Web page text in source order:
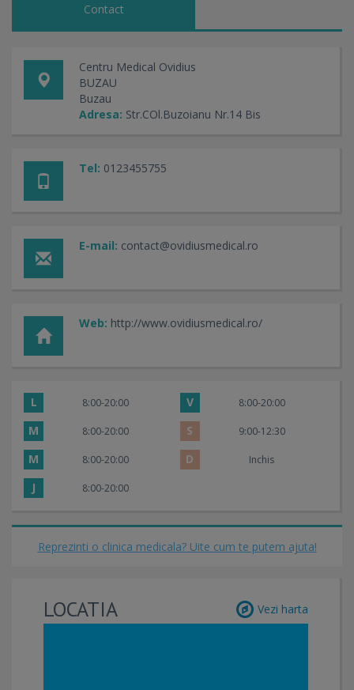
Contact
Centru Medical Ovidius
BUZAU
Buzau
Adresa: Str.COl.Buzoianu Nr.14 Bis
Tel: 0123455755
E-mail: contact@ovidiusmedical.ro
Web: http://www.ovidiusmedical.ro/
L 8:00-20:00 V 8:00-20:00
M 8:00-20:00 S 9:00-12:30
M 8:00-20:00 D Inchis
J 8:00-20:00
Reprezinti o clinica medicala? Uite cum te putem ajuta!
LOCATIA Vezi harta